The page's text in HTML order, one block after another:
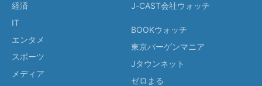
経済
IT
エンタメ
スポーツ
メディア
J-CAST会社ウォッチ
BOOKウォッチ
東京バーゲンマニア
Jタウンネット
ゼロまる